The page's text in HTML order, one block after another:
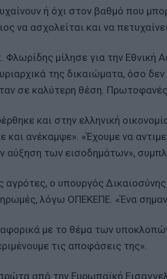
ή όχι στον βαθμό που
να ασχολείται και να
Φλωρίδης μίλησε για την
της δικαιώματα, όσο
σε καλύτερη θέση.
και στην ελληνική
και ανέκαμψε». «Έχουμε να
αύξηση των εισοδημάτων»,
ο υπουργός Δικαιοσύνης
λόγω ΟΠΕΚΕΠΕ. «Ένα
με το θέμα των
τις αποφάσεις της».
από την Ευρωπαϊκή